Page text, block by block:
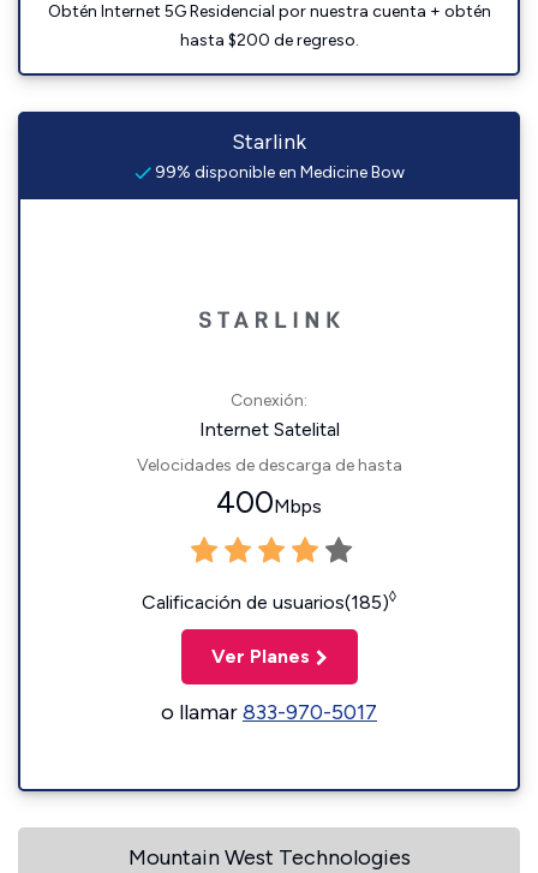
Obtén Internet 5G Residencial por nuestra cuenta + obtén
hasta $200 de regreso.
Starlink
99% disponible en Medicine Bow
Conexión:
Internet Satelital
Velocidades de descarga de hasta
400Mbps
Calificación de usuarios(185)◊
Ver Planes
o llamar833-970-5017
Mountain West Technologies